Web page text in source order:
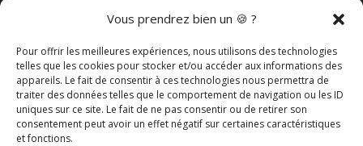
Vous prendrez bien un 🍪 ?
Pour offrir les meilleures expériences, nous utilisons des technologies
telles que les cookies pour stocker et/ou accéder aux informations des
appareils. Le fait de consentir à ces technologies nous permettra de
traiter des données telles que le comportement de navigation ou les ID
uniques sur ce site. Le fait de ne pas consentir ou de retirer son
consentement peut avoir un effet négatif sur certaines caractéristiques
et fonctions.
VOUS SOUHAITEZ DEVENIR
REVENDEUR
DEVENIR REVENDEUR